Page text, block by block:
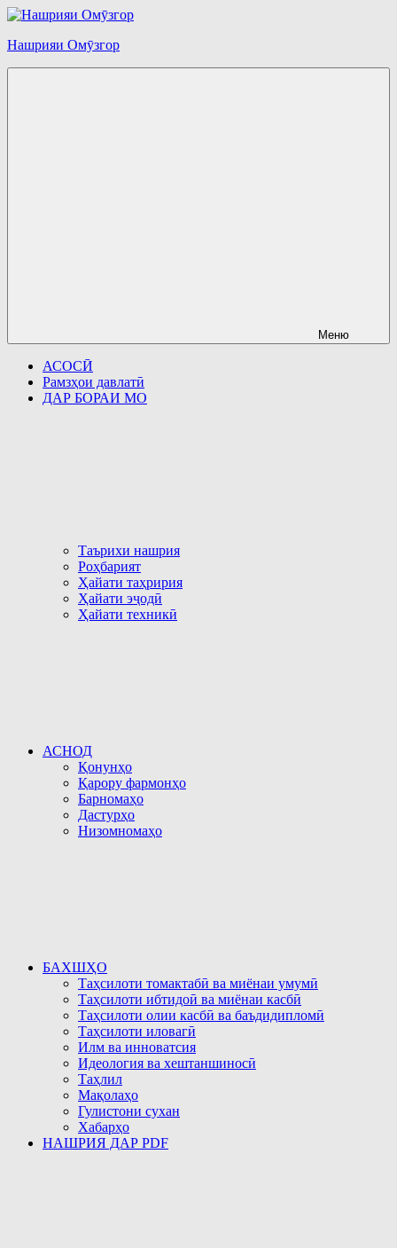
Перейти
содержимому
Нашрияи Омӯзгор
Меню
АСОСӢ
Рамзҳои давлатӣ
ДАР БОРАИ МО
Таърихи нашрия
Роҳбарият
Ҳайати таҳририя
Ҳайати эҷодӣ
Ҳайати техникӣ
АСНОД
Қонунҳо
Қарору фармонҳо
Барномаҳо
Дастурҳо
Низомномаҳо
БАХШҲО
Таҳсилоти томактабӣ ва миёнаи умумӣ
Таҳсилоти ибтидоӣ ва миёнаи касбӣ
Таҳсилоти олии касбӣ ва баъдидипломӣ
Таҳсилоти иловагӣ
Илм ва инноватсия
Идеология ва хештаншиносӣ
Таҳлил
Мақолаҳо
Гулистони сухан
Хабарҳо
НАШРИЯ ДАР PDF